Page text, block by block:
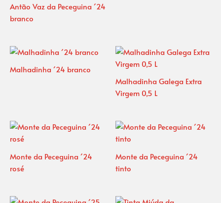
Antão Vaz da Peceguina ´24
branco
Malhadinha ´24 branco
Malhadinha Galega Extra
Virgem 0,5 L
Monte da Peceguina ´24
rosé
Monte da Peceguina ´24
tinto